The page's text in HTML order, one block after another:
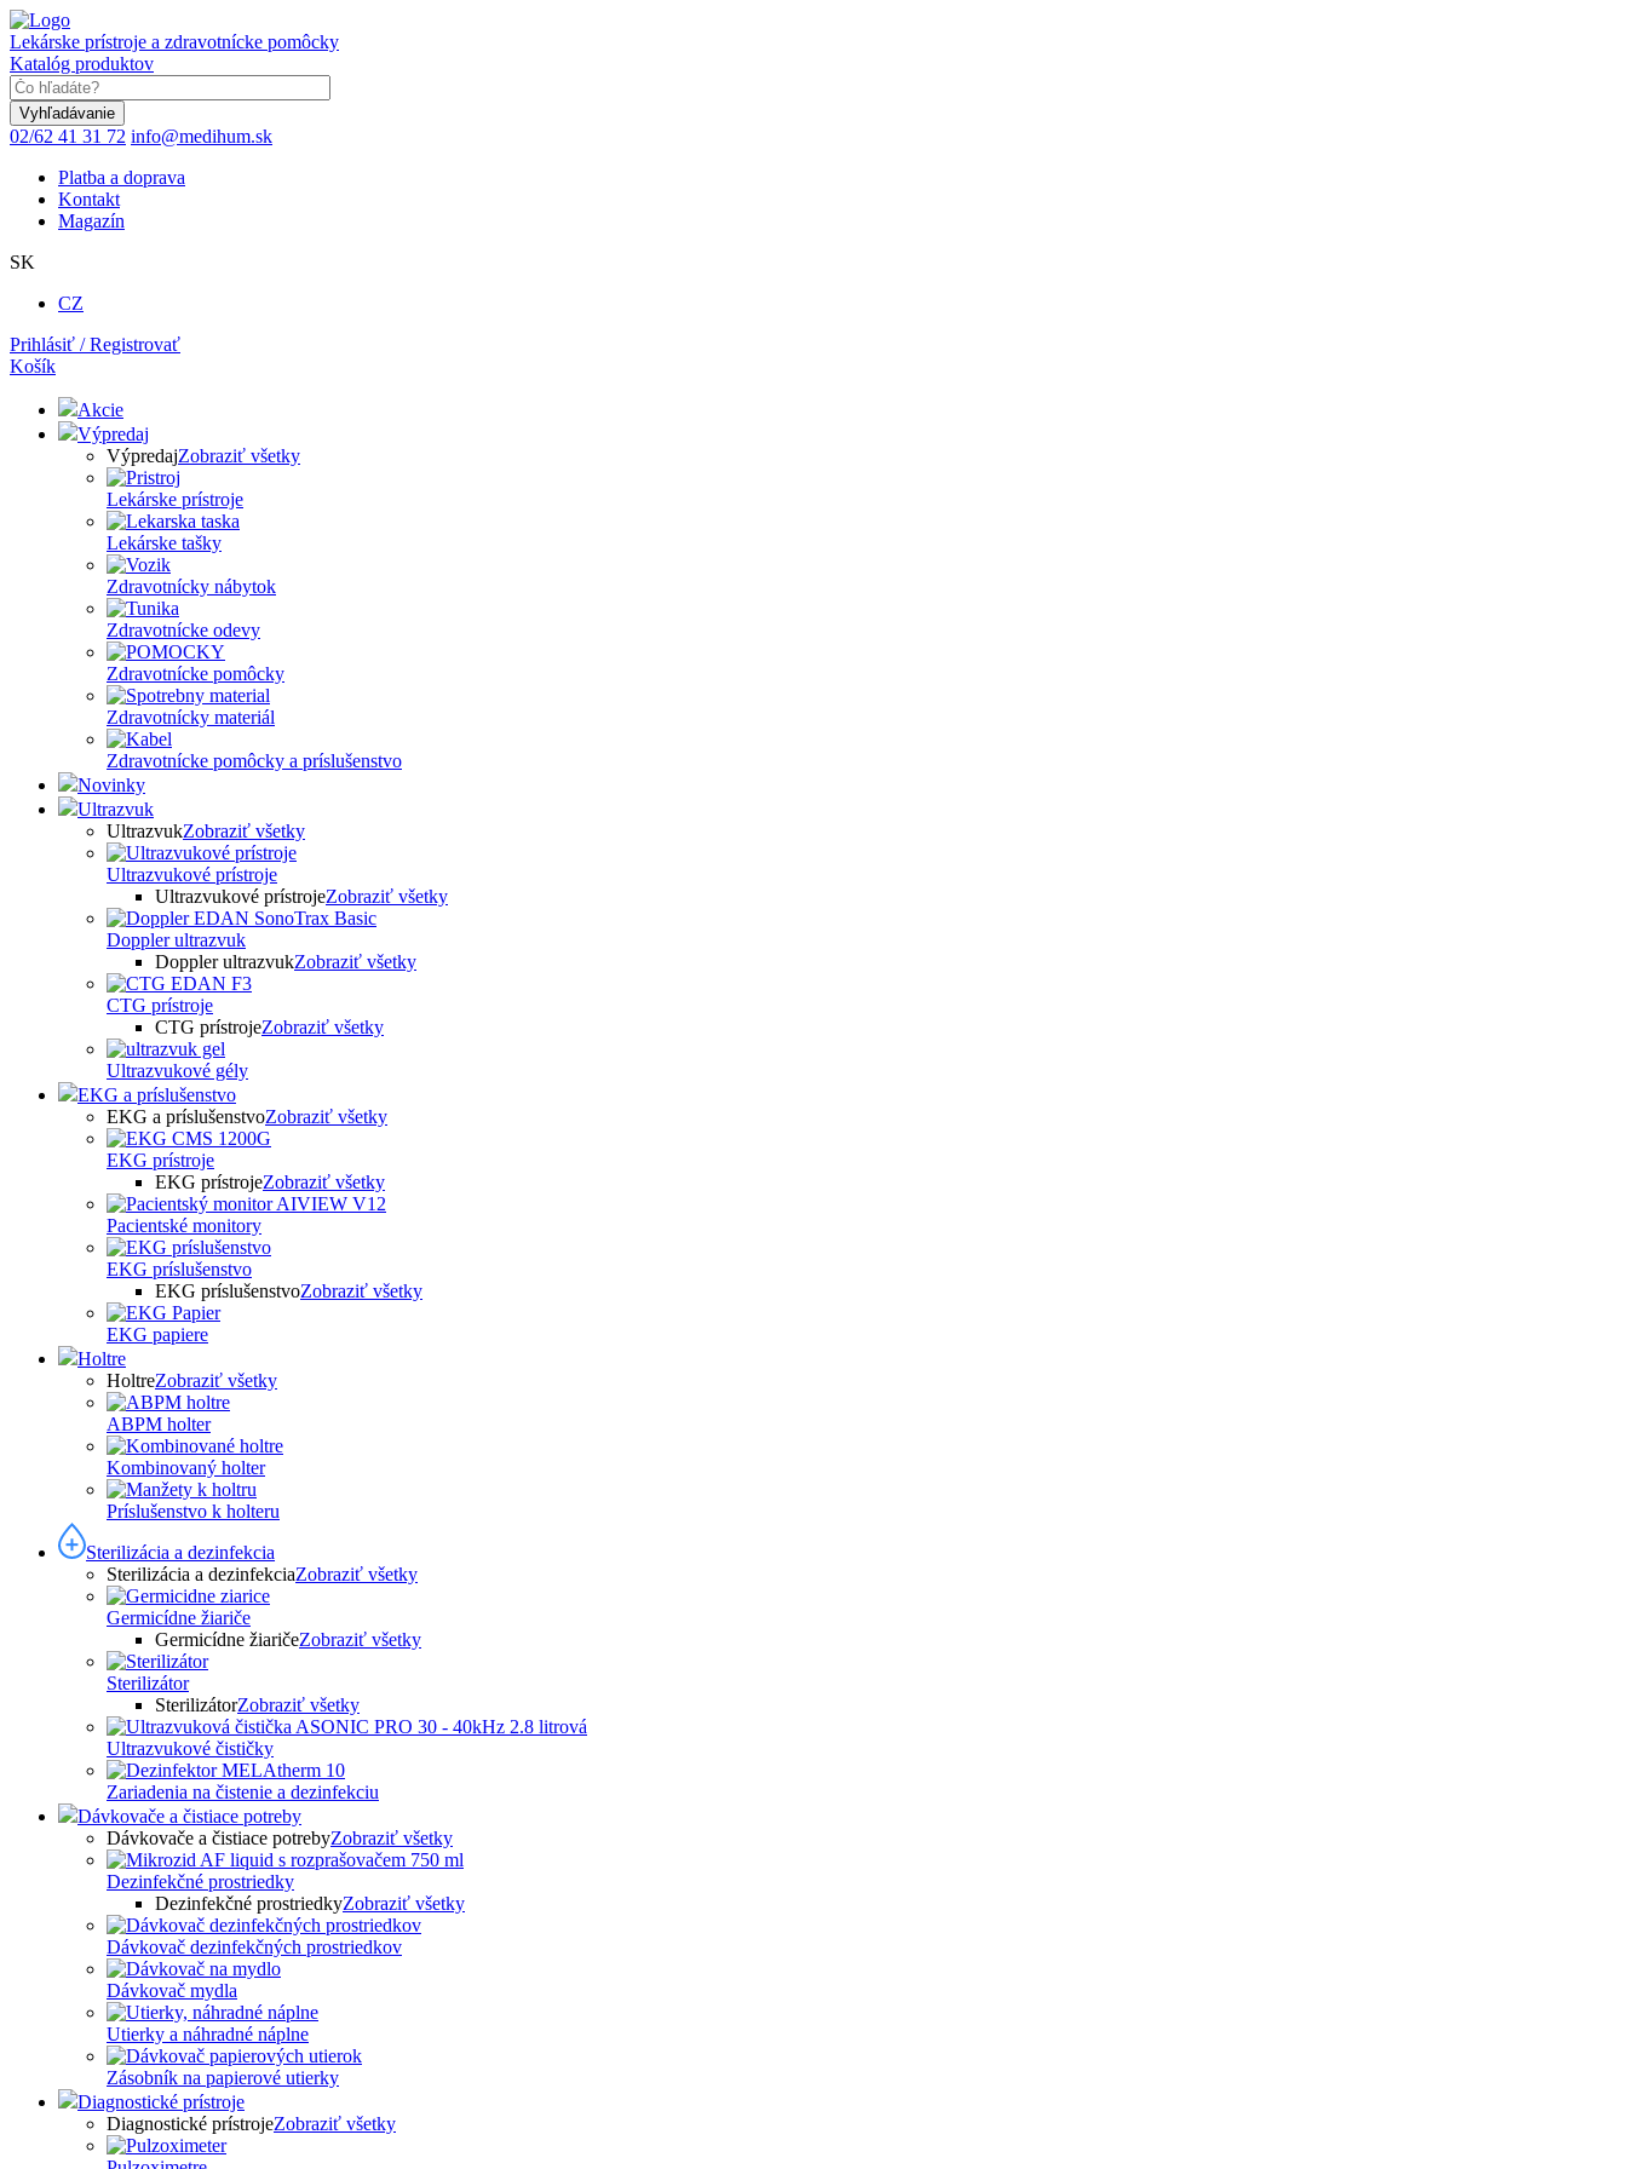
Skočiť
na
hlavný
obsah
Lekárske prístroje a zdravotnícke pomôcky
Katalóg produktov
02/62 41 31 72 info@medihum.sk
Platba a doprava
Kontakt
Magazín
SK
CZ
Prihlásiť / Registrovať
Košík
Akcie
Výpredaj
VýpredajZobraziť všetky
Lekárske prístroje
Lekárske tašky
Zdravotnícky nábytok
Zdravotnícke odevy
Zdravotnícke pomôcky
Zdravotnícky materiál
Zdravotnícke pomôcky a príslušenstvo
Novinky
Ultrazvuk
UltrazvukZobraziť všetky
Ultrazvukové prístroje
Ultrazvukové prístrojeZobraziť všetky
Doppler ultrazvuk
Doppler ultrazvukZobraziť všetky
CTG prístroje
CTG prístrojeZobraziť všetky
Ultrazvukové gély
EKG a príslušenstvo
EKG a príslušenstvoZobraziť všetky
EKG prístroje
EKG prístrojeZobraziť všetky
Pacientské monitory
EKG príslušenstvo
EKG príslušenstvoZobraziť všetky
EKG papiere
Holtre
HoltreZobraziť všetky
ABPM holter
Kombinovaný holter
Príslušenstvo k holteru
Sterilizácia a dezinfekcia
Sterilizácia a dezinfekciaZobraziť všetky
Germicídne žiariče
Germicídne žiaričeZobraziť všetky
Sterilizátor
SterilizátorZobraziť všetky
Ultrazvukové čističky
Zariadenia na čistenie a dezinfekciu
Dávkovače a čistiace potreby
Dávkovače a čistiace potrebyZobraziť všetky
Dezinfekčné prostriedky
Dezinfekčné prostriedkyZobraziť všetky
Dávkovač dezinfekčných prostriedkov
Dávkovač mydla
Utierky a náhradné náplne
Zásobník na papierové utierky
Diagnostické prístroje
Diagnostické prístrojeZobraziť všetky